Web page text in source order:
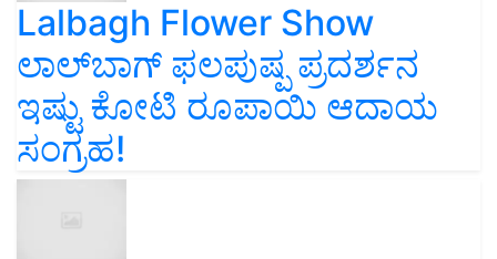
Lalbagh Flower Show
ಲಾಲ್‌ಬಾಗ್ ಫಲಪುಷ್ಪ ಪ್ರದರ್ಶನ
ಇಷ್ಟು ಕೋಟಿ ರೂಪಾಯಿ ಆದಾಯ
ಸಂಗ್ರಹ!